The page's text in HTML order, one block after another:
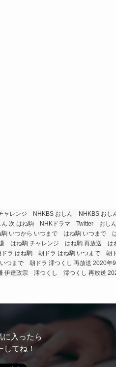
ャレンジ NHKBS おしん
NHKBS おし
次 はね駒 NHKドラマ Twitter おし
駒 いつから いつまで はね駒 いつまで
はね駒 チャレンジ はね駒 再放送 は
ドラ はね駒 朝ドラ はね駒 いつまで
朝
つまで
朝ドラ 澪つくし 再放送 2020年
伊達政宗 澪つくし
澪つくし 再放送
に入ったら
してね！